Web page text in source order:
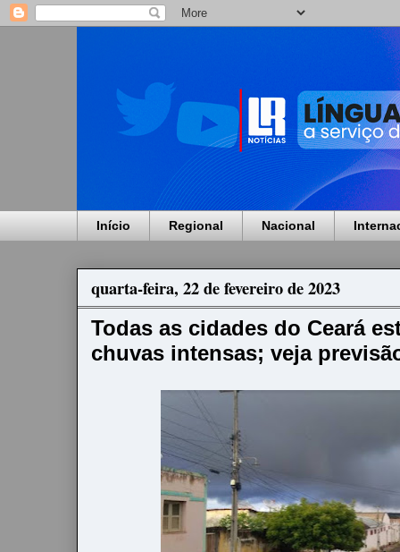
Início Regional Nacional
quarta-feira, 22 de fevereiro de 2023
Todas as cidades do Ceará
chuvas intensas; veja